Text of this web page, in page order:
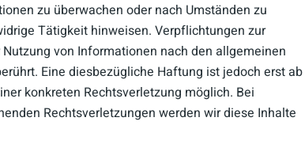
zu überwachen oder nach Umständen zu
Tätigkeit hinweisen. Verpflichtungen zur
von Informationen nach den allgemeinen
Eine diesbezügliche Haftung ist jedoch erst ab
konkreten Rechtsverletzung möglich. Bei
Rechtsverletzungen werden wir diese Inhalte